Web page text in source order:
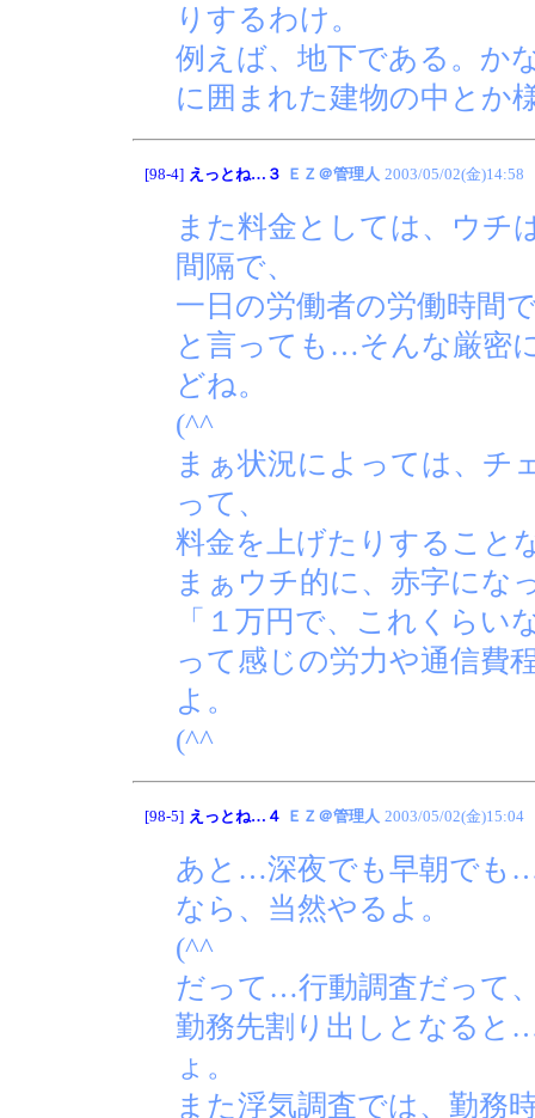
りするわけ。
例えば、地下である。か
に囲まれた建物の中とか
[98-4] えっとね…３ ＥＺ＠管理人 2003/05/02(金)14:58
また料金としては、ウチ
間隔で、
一日の労働者の労働時間
と言っても…そんな厳密
どね。
(^^ゞ
まぁ状況によっては、チ
って、
料金を上げたりすること
まぁウチ的に、赤字にな
「１万円で、これくら
って感じの労力や通信費
よ。
(^^ゞ
[98-5] えっとね…４ ＥＺ＠管理人 2003/05/02(金)15:04
あと…深夜でも早朝でも
なら、当然やるよ。
(^^ゞ
だって…行動調査だって
勤務先割り出しとなると
ょ。
また浮気調査では、勤務